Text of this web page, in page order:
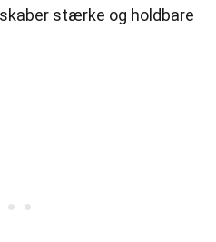
stærke og holdbare